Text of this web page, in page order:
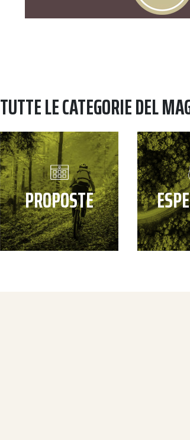
TUTTE LE CATEGORIE DEL
PROPOSTE